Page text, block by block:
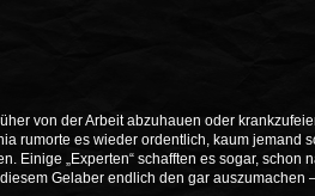
von der Arbeit abzuhauen oder
rumorte es wieder ordentlich, kaum jemand
Einige „Experten“ schafften es sogar, schon
Gelaber endlich den gar auszumachen